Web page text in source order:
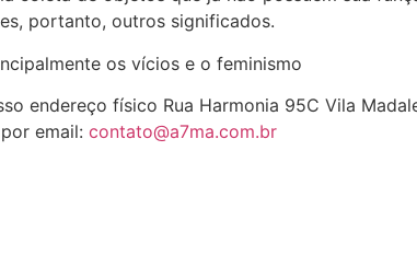
portanto, outros significados.
os vícios e o feminismo
endereço físico Rua Harmonia 95C Vila
email: contato@a7ma.com.br